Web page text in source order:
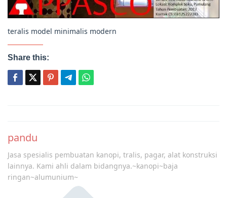
teralis model minimalis modern
Share this:
navigation
pandu
Jasa spesialis pembuatan kanopi, tralis, pagar, alat konstruksi
lainnya. Kami ahli dalam bidangnya.~kanopi~baja
ringan~alumunium~